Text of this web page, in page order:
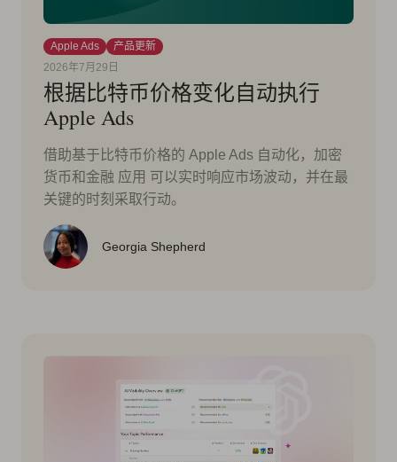
Apple Ads
产品更新
2026年7月29日
根据比特币价格变化自动执行
Apple Ads
借助基于比特币价格的 Apple Ads 自动化，加密
货币和金融 应用 可以实时响应市场波动，并在最
关键的时刻采取行动。
Georgia Shepherd